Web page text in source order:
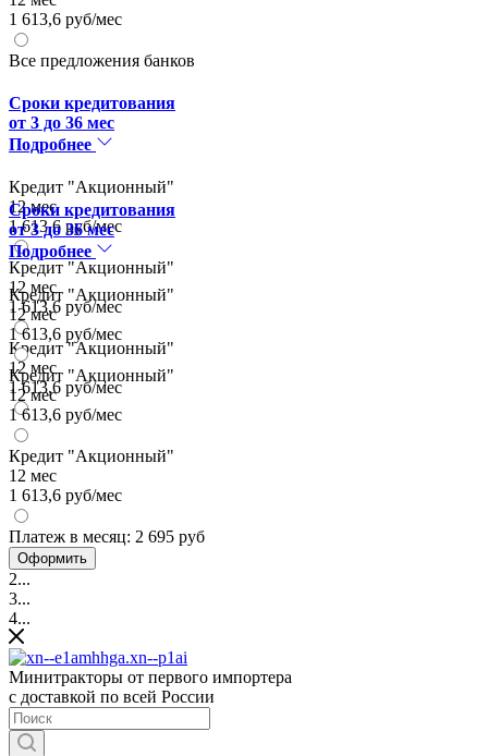
1 613,6 руб/мес
Все предложения банков
Сроки кредитования
от 3 до 36 мес
Подробнее
Кредит "Акционный"
12 мес
1 613,6 руб/мес
Кредит "Акционный"
12 мес
1 613,6 руб/мес
Кредит "Акционный"
12 мес
1 613,6 руб/мес
Сроки кредитования
от 3 до 36 мес
Подробнее
Кредит "Акционный"
12 мес
1 613,6 руб/мес
Кредит "Акционный"
12 мес
1 613,6 руб/мес
Кредит "Акционный"
12 мес
1 613,6 руб/мес
Платеж в месяц: 2 695 руб
Оформить
2...
3...
4...
Минитракторы от первого импортера
с доставкой по всей России